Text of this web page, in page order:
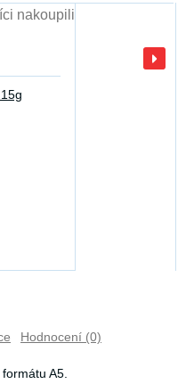
nakoupili
Hodnocení (0)
A5.